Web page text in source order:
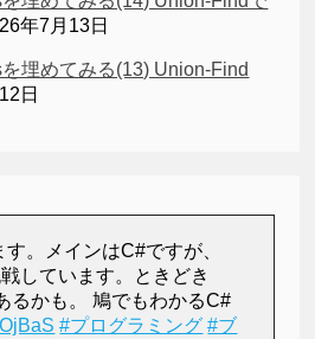
年7月13日
埋めてみる(13) Union-Find
日
。メインはC#ですが、
しています。ときどき
るかも。 鳩でもわかるC#
#プログラミング #ブ